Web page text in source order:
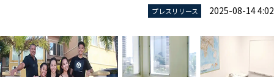
プレスリリース 2025-08-14 4:02